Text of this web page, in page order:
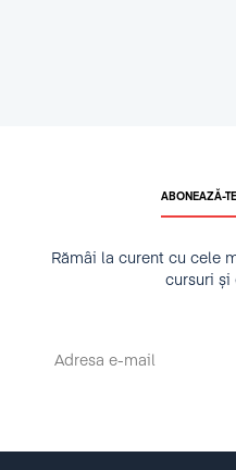
ABONEAZĂ-
Rămâi la curent cu cele
cursuri și